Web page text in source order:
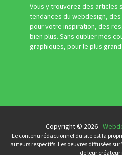
Vous y trouverez des articles
tendances du webdesign,
pour votre inspiration, des
bien plus. Sans oublier mes
graphiques, pour le plus
Copyright © 2026 -
Le contenu rédactionnel du site est la
auteurs respectifs. Les oeuvres diffusées
de leur créateur